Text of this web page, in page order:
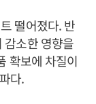
떨어졌다. 반
감소한 영향을
확보에 차질이
다.